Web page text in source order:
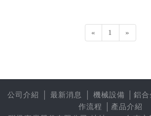
« 1 »
公司介紹 最新消息 機械設備 鋁合
作流程
產品介紹